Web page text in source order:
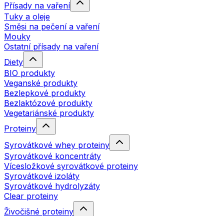
Přísady na vaření
Tuky a oleje
Směsi na pečení a vaření
Mouky
Ostatní přísady na vaření
Diety
BIO produkty
Veganské produkty
Bezlepkové produkty
Bezlaktózové produkty
Vegetariánské produkty
Proteiny
Syrovátkové whey proteiny
Syrovátkové koncentráty
Vícesložkové syrovátkové proteiny
Syrovátkové izoláty
Syrovátkové hydrolyzáty
Clear proteiny
Živočišné proteiny